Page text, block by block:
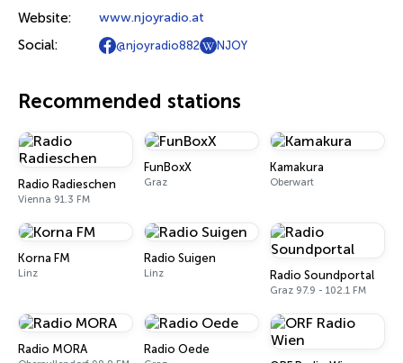
Website: www.njoyradio.at
Social: @njoyradio882 NJOY
Recommended stations
Radio Radieschen
Vienna 91.3 FM
FunBoxX
Graz
Kamakura
Oberwart
Korna FM
Linz
Radio Suigen
Linz Radio Soundportal
Graz 97.9 - 102.1 FM
Radio MORA Radio Oede